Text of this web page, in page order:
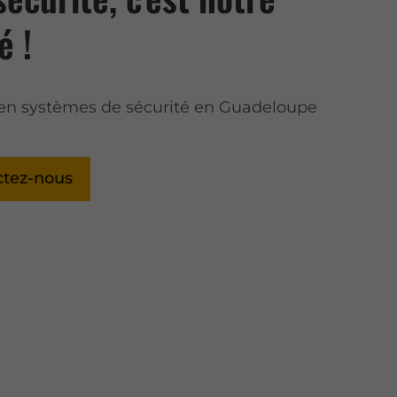
!
systèmes de sécurité en Guadeloupe
nous